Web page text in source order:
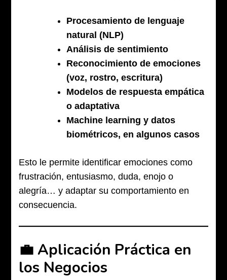
Procesamiento de lenguaje
natural (NLP)
Análisis de sentimiento
Reconocimiento de emociones
(voz, rostro, escritura)
Modelos de respuesta empática
o adaptativa
Machine learning y datos
biométricos, en algunos casos
Esto le permite identificar emociones como
frustración, entusiasmo, duda, enojo o
alegría… y adaptar su comportamiento en
consecuencia.
💼 Aplicación Práctica en
los Negocios